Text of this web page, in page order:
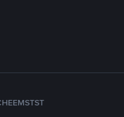
TST